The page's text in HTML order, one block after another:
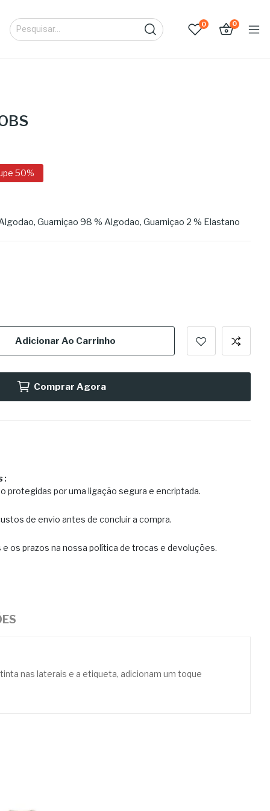
0 0
50%
Guarniçao 98 % Algodao, Guarniçao 2 % Elastano
Adicionar Ao Carrinho
Comprar Agora
protegidas por uma ligação segura e encriptada.
de envio antes de concluir a compra.
os prazos na nossa política de trocas e devoluções.
nas laterais e a etiqueta, adicionam um toque